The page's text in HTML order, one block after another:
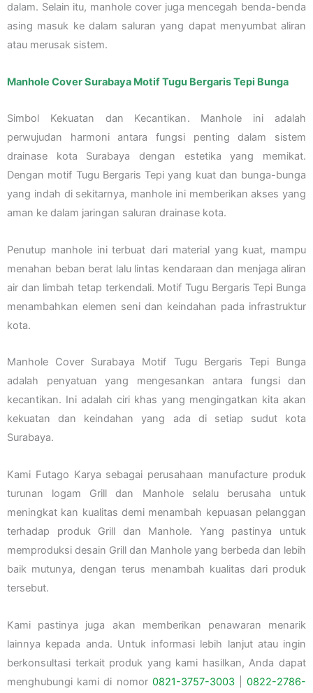
dalam. Selain itu, manhole cover juga mencegah benda-benda
asing masuk ke dalam saluran yang dapat menyumbat aliran
atau merusak sistem.
Manhole Cover Surabaya Motif Tugu Bergaris Tepi Bunga
Simbol Kekuatan dan Kecantikan. Manhole ini adalah
perwujudan harmoni antara fungsi penting dalam sistem
drainase kota Surabaya dengan estetika yang memikat.
Dengan motif Tugu Bergaris Tepi yang kuat dan bunga-bunga
yang indah di sekitarnya, manhole ini memberikan akses yang
aman ke dalam jaringan saluran drainase kota.
Penutup manhole ini terbuat dari material yang kuat, mampu
menahan beban berat lalu lintas kendaraan dan menjaga aliran
air dan limbah tetap terkendali. Motif Tugu Bergaris Tepi Bunga
menambahkan elemen seni dan keindahan pada infrastruktur
kota.
Manhole Cover Surabaya Motif Tugu Bergaris Tepi Bunga
adalah penyatuan yang mengesankan antara fungsi dan
kecantikan. Ini adalah ciri khas yang mengingatkan kita akan
kekuatan dan keindahan yang ada di setiap sudut kota
Surabaya.
Kami Futago Karya sebagai perusahaan manufacture produk
turunan logam Grill dan Manhole selalu berusaha untuk
meningkat kan kualitas demi menambah kepuasan pelanggan
terhadap produk Grill dan Manhole. Yang pastinya untuk
memproduksi desain Grill dan Manhole yang berbeda dan lebih
baik mutunya, dengan terus menambah kualitas dari produk
tersebut.
Kami pastinya juga akan memberikan penawaran menarik
lainnya kepada anda. Untuk informasi lebih lanjut atau ingin
berkonsultasi terkait produk yang kami hasilkan, Anda dapat
menghubungi kami di nomor 0821-3757-3003|0822-2786-